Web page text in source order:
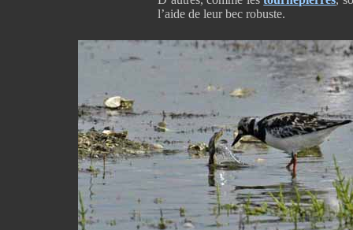
l’aide de leur bec robuste.